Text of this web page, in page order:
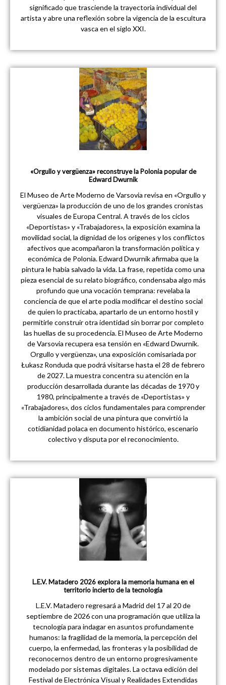
significado que trasciende la trayectoria individual del
artista y abre una reflexión sobre la vigencia de la escultura
vasca en el siglo XXI.
«Orgullo y vergüenza» reconstruye la Polonia popular de
Edward Dwurnik
El Museo de Arte Moderno de Varsovia revisa en «Orgullo y
vergüenza» la producción de uno de los grandes cronistas
visuales de Europa Central. A través de los ciclos
«Deportistas» y «Trabajadores», la exposición examina la
movilidad social, la dignidad de los orígenes y los conflictos
afectivos que acompañaron la transformación política y
económica de Polonia. Edward Dwurnik afirmaba que la
pintura le había salvado la vida. La frase, repetida como una
pieza esencial de su relato biográfico, condensaba algo más
profundo que una vocación temprana: revelaba la
conciencia de que el arte podía modificar el destino social
de quien lo practicaba, apartarlo de un entorno hostil y
permitirle construir otra identidad sin borrar por completo
las huellas de su procedencia. El Museo de Arte Moderno
de Varsovia recupera esa tensión en «Edward Dwurnik.
Orgullo y vergüenza», una exposición comisariada por
Łukasz Ronduda que podrá visitarse hasta el 28 de febrero
de 2027. La muestra concentra su atención en la
producción desarrollada durante las décadas de 1970 y
1980, principalmente a través de «Deportistas» y
«Trabajadores», dos ciclos fundamentales para comprender
la ambición social de una pintura que convirtió la
cotidianidad polaca en documento histórico, escenario
colectivo y disputa por el reconocimiento.
L.E.V. Matadero 2026 explora la memoria humana en el
territorio incierto de la tecnología
L.E.V. Matadero regresará a Madrid del 17 al 20 de
septiembre de 2026 con una programación que utiliza la
tecnología para indagar en asuntos profundamente
humanos: la fragilidad de la memoria, la percepción del
cuerpo, la enfermedad, las fronteras y la posibilidad de
reconocernos dentro de un entorno progresivamente
modelado por sistemas digitales. La octava edición del
Festival de Electrónica Visual y Realidades Extendidas